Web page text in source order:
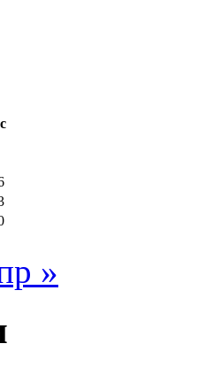
»